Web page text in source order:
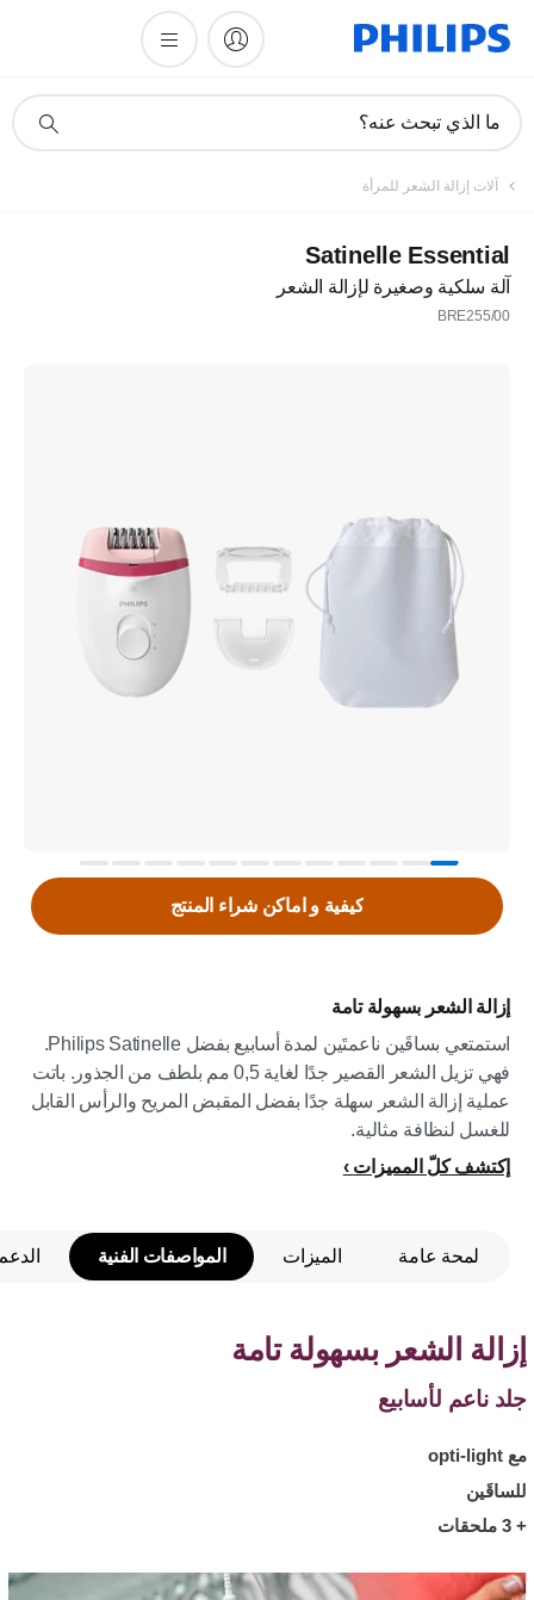
دعم
ما الذي تبحث عنه؟
آلات إزالة الشعر للمرأة
Satinelle Essential
آلة سلكية وصغيرة لإزالة الشعر
BRE255/00
إزالة الشعر بسهولة تامة
استمتعي بساقَين ناعمتَين لمدة أسابيع بفضل Philips Satinelle.
فهي تزيل الشعر القصير جدًا لغاية 0,5 مم بلطف من الجذور. باتت
عملية إزالة الشعر سهلة جدًا بفضل المقبض المريح والرأس القابل
للغسل لنظافة مثالية.
إكتشف كلّ المميزات
كيفية و اماكن شراء المنتج
لمحة عامة الميزات المواصفات الفنية
إزالة الشعر بسهولة تامة
جلد ناعم لأسابيع
مع opti-light
للساقَين
+ 3 ملحقات